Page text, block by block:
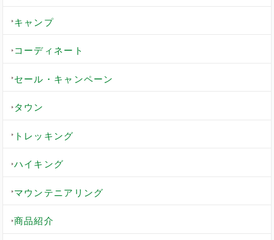
キャンプ
コーディネート
セール・キャンペーン
タウン
トレッキング
ハイキング
マウンテニアリング
商品紹介